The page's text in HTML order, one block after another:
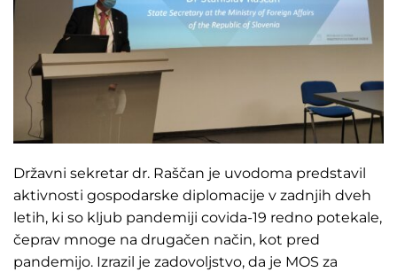
Državni sekretar dr. Raščan je uvodoma predstavil
aktivnosti gospodarske diplomacije v zadnjih dveh
letih, ki so kljub pandemiji covida-19 redno potekale,
čeprav mnoge na drugačen način, kot pred
pandemijo. Izrazil je zadovoljstvo, da je MOS za